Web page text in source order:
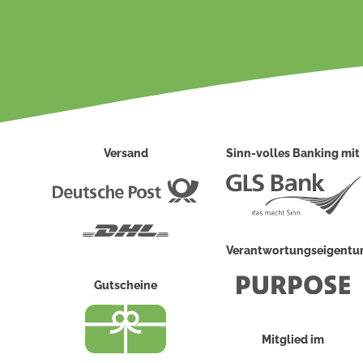
Versand
Deutsche
Gutscheine
Sinn-volles Banking mit
Mitglied im